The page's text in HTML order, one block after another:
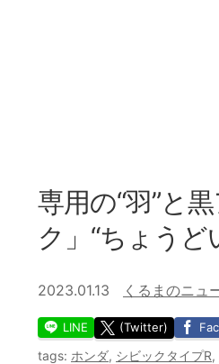
専用の“羽”と
ク」“ちょう
2023.01.13 くるまのニュ
LINE (Twitter)
tags: ホンダ, シビックタイプR,